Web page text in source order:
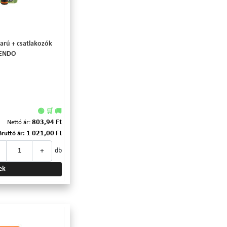
+ csatlakozók
🟢 🛒 🚚
Nettó ár: 803,94 Ft
ár: 1 021,00 Ft
+ db